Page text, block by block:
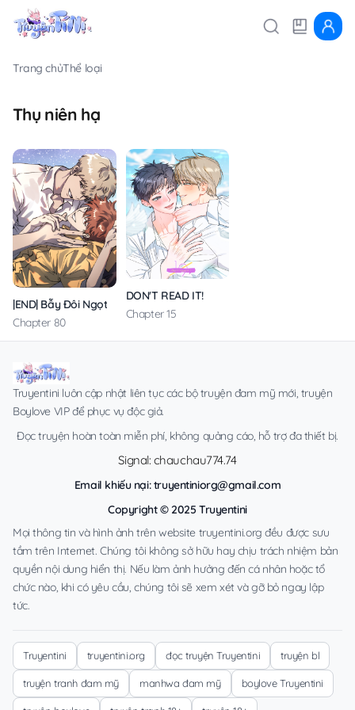
Trang chủThể loại
Thụ niên hạ
|END| Bẫy Đôi Ngọt Ngào
Chapter 80
DON'T READ IT!
Chapter 15
Truyentini luôn cập nhật liên tục các bộ truyện đam mỹ mới, truyện
Boylove VIP để phục vụ độc giả.
Đọc truyện hoàn toàn miễn phí, không quảng cáo, hỗ trợ đa thiết bị.
Signal: chauchau774.74
Email khiếu nại:truyentiniorg@gmail.com
Copyright © 2025 Truyentini
Mọi thông tin và hình ảnh trên website truyentini.org đều được sưu
tầm trên Internet. Chúng tôi không sở hữu hay chịu trách nhiệm bản
quyền nội dung hiển thị. Nếu làm ảnh hưởng đến cá nhân hoặc tổ
chức nào, khi có yêu cầu, chúng tôi sẽ xem xét và gỡ bỏ ngay lập
tức.
Truyentini truyentini.org đọc truyện Truyentini truyện bl
truyện tranh đam mỹ manhwa đam mỹ boylove Truyentini